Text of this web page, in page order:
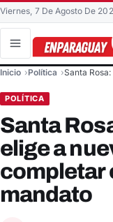
Viernes, 7 De Agosto De
Buscar en el sitio
Inicio Política Santa
POLÍTICA
Santa
elige a
completar
mandato